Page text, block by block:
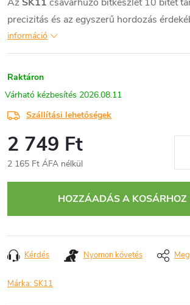
precizitás és az egyszerű hordozás
információ
Raktáron
2026.08.11
Szállítási lehetőségek
2 749 Ft
2 165 Ft ÁFA nélkül
HOZZÁADÁS A KOSÁRHOZ
Kérdés Nyomon követés
Márka:SK11